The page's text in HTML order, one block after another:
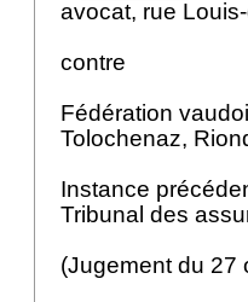
avocat, rue
contre
Fédération
Tolochenaz,
Instance
Tribunal des
(Jugement du 27